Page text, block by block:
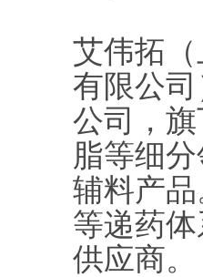
艾伟拓
有限公
公司，
脂等细
辅料产
等递药
供应商。